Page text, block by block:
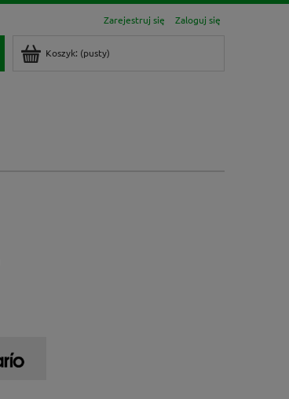
Zarejestruj się Zaloguj się
Koszyk: (pusty)